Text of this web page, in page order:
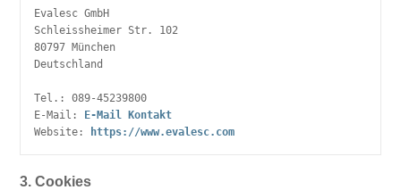
Evalesc GmbH
Schleissheimer Str. 102
80797 München
Deutschland
Tel.: 089-45239800
E-Mail:
E-Mail Kontakt
Website:
https://www.evalesc.com
3. Cookies